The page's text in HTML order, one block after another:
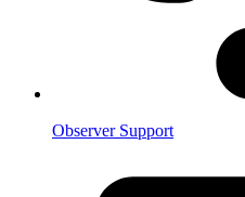
Observer Support